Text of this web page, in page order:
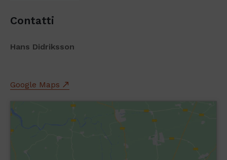
Contatti
Hans Didriksson
Google Maps